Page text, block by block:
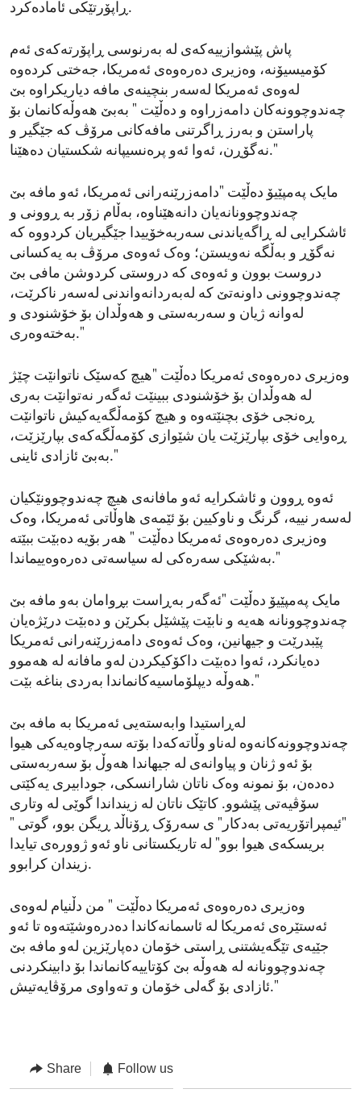
ڕاپۆرتێکی ئامادەکرد.
پاش پێشوازییەکەی لە بەرنوسی ڕاپۆرتەکەی ئەم
کۆمیسیۆنە، وەزیری دەرەوەی ئەمریکا، جەختی کردەوە
لەوەی ئەمریکا لەسەر بنچینەی مافە دیاریکراوە بێ
چەندوچوونەکان دامەزراوە و دەڵێت " بەبێ هەوڵەکانمان بۆ
پاراستن و بەرز ڕاگرتنی مافەکانی مرۆڤ کە جێگیر و
نەگۆڕن، ئەوا ئەو پرەنسیپانە شکستیان دەهێنا."
مایک پەمپێیۆ دەڵێت "دامەزرێنەرانی ئەمریکا، ئەو مافە بێ
چەندوچوونانەیان دانەهێناوە، بەڵام زۆر بە ڕوونی و
ئاشکرایی لە ڕاگەیاندنی سەربەخۆییدا جێگیریان کردووە کە
نەگۆڕ و بەڵگە نەویستن؛ وەک ئەوەی مرۆڤ بە یەکسانی
دروست بوون و ئەوەی کە دروستی کردوشن مافی بێ
چەندوچوونی داونەتێ کە لەبەردانەواندنی لەسەر ناکرێت،
لەوانە ژیان و سەربەستی و هەوڵدان بۆ خۆشنودی و
بەختەوەری."
وەزیری دەرەوەی ئەمریکا دەڵێت "هیچ کەسێک ناتوانێت چێژ
لە هەوڵدان بۆ خۆشنودی ببینێت ئەگەر نەتوانێت بەری
ڕەنجی خۆی بچنێتەوە و هیچ کۆمەڵگەیەکیش ناتوانێت
ڕەوایی خۆی بپارێزێت یان شێوازی کۆمەڵگەکەی بپارێزێت،
بەبێ ئازادی ئاینی."
ئەوە ڕوون و ئاشکرایە ئەو مافانەی هیچ چەندوچوونێکیان
لەسەر نییە، گرنگ و ناوکیین بۆ ئێمەی هاوڵاتی ئەمریکا، وەک
وەزیری دەرەوەی ئەمریکا دەڵێت " هەر بۆیە دەبێت ببێتە
بەشێکی سەرەکی لە سیاسەتی دەرەوەییماندا."
مایک پەمپێیۆ دەڵێت "ئەگەر بەڕاست بڕوامان بەو مافە بێ
چەندوچوونانە هەیە و نابێت پێشێل بکرێن و دەبێت درێژەیان
پێبدرێت و جیهانین، وەک ئەوەی دامەزرێنەرانی ئەمریکا
دەیانکرد، ئەوا دەبێت داکۆکیکردن لەو مافانە لە هەموو
هەوڵە دیپلۆماسیەکانماندا بەردی بناغە بێت."
لەڕاستیدا وابەستەیی ئەمریکا بە مافە بێ
چەندوچوونەکانەوە لەناو وڵاتەکەدا بۆتە سەرچاوەیەکی هیوا
بۆ ئەو ژنان و پیاوانەی لە جیهاندا هەوڵ بۆ سەربەستی
دەدەن، بۆ نمونە وەک ناتان شارانسکی، جودابیری یەکێتی
سۆڤیەتی پێشوو. کاتێک ناتان لە زینداندا گوێی لە وتاری
"ئیمپراتۆریەتی بەدکار" ی سەرۆک ڕۆناڵد ڕیگن بوو، گوتی "
بریسکەی هیوا بوو" لە تاریکستانی ناو ئەو ژوورەی تیایدا
زیندان کرابوو.
وەزیری دەرەوەی ئەمریکا دەڵێت " من دڵنیام لەوەی
ئەستێرەی ئەمریکا لە ئاسمانەکاندا دەدرەوشێتەوە تا ئەو
جێیەی تێگەیشتنی ڕاستی خۆمان دەپارێزین لەو مافە بێ
چەندوچوونانە لە هەوڵە بێ کۆتاییەکانماندا بۆ دابینکردنی
ئازادی بۆ گەلی خۆمان و تەواوی مرۆڤایەتیش."
Share Follow us